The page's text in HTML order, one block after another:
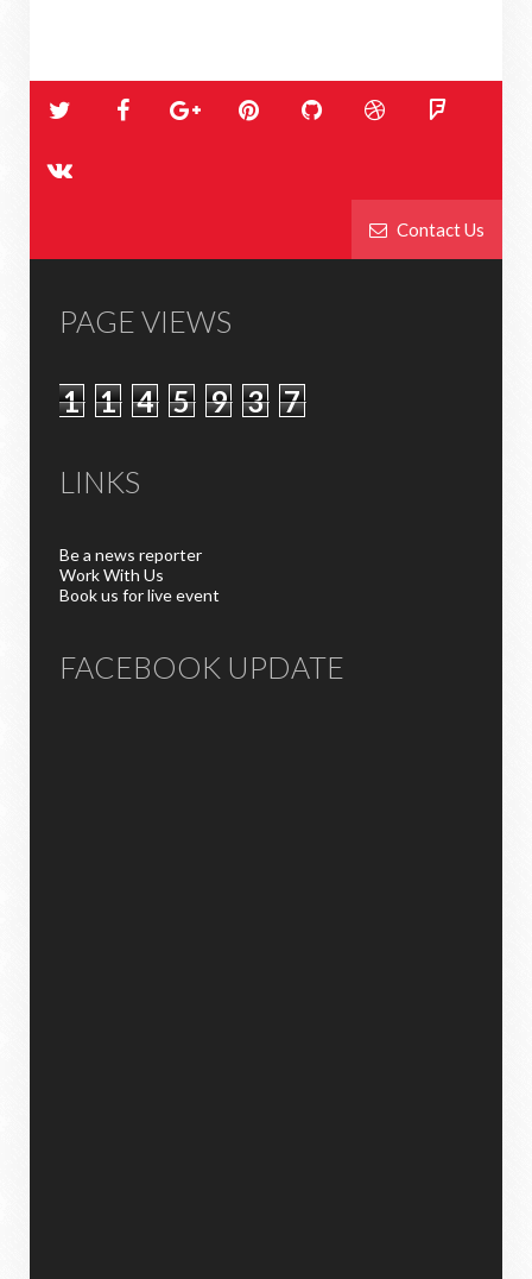
Contact Us
PAGE VIEWS
1 1 4 5 9 3 7
LINKS
Be a news reporter
Work With Us
Book us for live event
FACEBOOK UPDATE